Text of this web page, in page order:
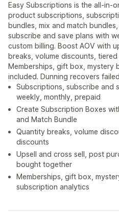
Easy Subscriptions is the all-in-
product subscriptions,
bundles, mix and match
subscribe and save plans with
custom billing. Boost AOV with
breaks, volume discounts,
Memberships, gift box, mystery
included. Dunning recovers
Subscriptions, subscribe and
weekly, monthly, prepaid
Create Subscription Boxes
and Match Bundle
Quantity breaks, volume
discounts
Upsell and cross sell, post
bought together
Memberships, gift box,
subscription analytics